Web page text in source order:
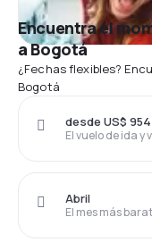
Encuentra el
a Bogotá
¿Fechas flexibles?
Bogotá
El vuelo de ida
desde US$ 954
El mes más
Abril